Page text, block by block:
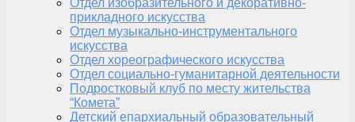
Отдел изобразительного и декоративно-
прикладного искусства
Отдел музыкально-инструментального
искусства
Отдел хореографического искусства
Отдел социально-гуманитарной деятельности
Подростковый клуб по месту жительства
“Комета”
Детский епархиальный образовательный